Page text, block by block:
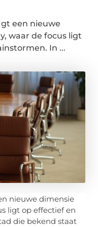
een nieuwe
waar de focus ligt
In ...
nieuwe dimensie
ligt op effectief en
die bekend staat